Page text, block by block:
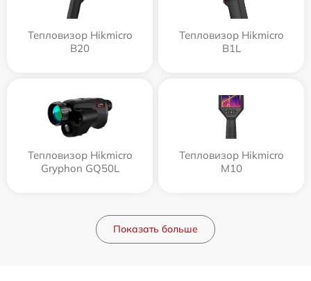
Тепловизор Hikmicro
B20
Тепловизор Hikmicro
B1L
Тепловизор Hikmicro
Gryphon GQ50L
Тепловизор Hikmicro
M10
Показать больше